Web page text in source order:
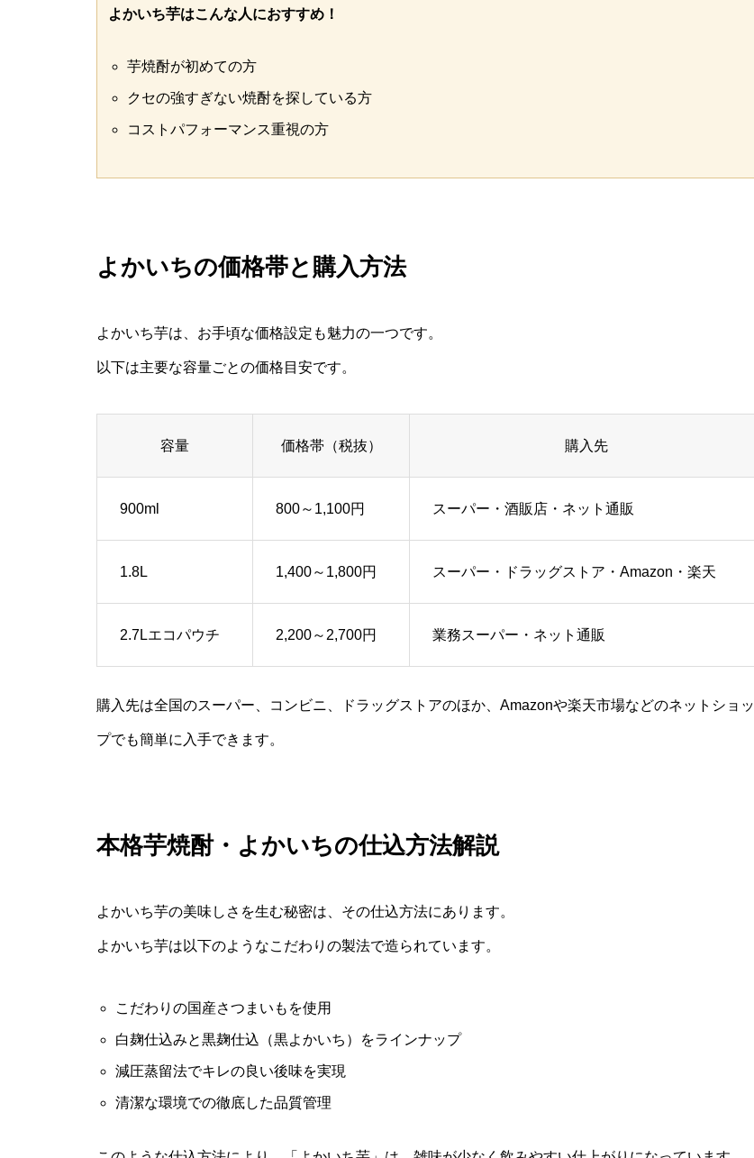
よかいち芋はこんな人におすすめ！
芋焼酎が初めての方
クセの強すぎない焼酎を探している方
コストパフォーマンス重視の方
よかいちの価格帯と購入方法
よかいち芋は、お手頃な価格設定も魅力の一つです。
以下は主要な容量ごとの価格目安です。
容量 価格帯（税抜） 購入先
900ml 800～1,100円 スーパー・酒販店・ネット通販
1.8L 1,400～1,800円 スーパー・ドラッグストア・Amazon・楽天
2.7Lエコパウチ 2,200～2,700円 業務スーパー・ネット通販
購入先は全国のスーパー、コンビニ、ドラッグストアのほか、Amazonや楽天市場などのネットショッ
プでも簡単に入手できます。
本格芋焼酎・よかいちの仕込方法解説
よかいち芋の美味しさを生む秘密は、その仕込方法にあります。
よかいち芋は以下のようなこだわりの製法で造られています。
こだわりの国産さつまいもを使用
白麹仕込みと黒麹仕込（黒よかいち）をラインナップ
減圧蒸留法でキレの良い後味を実現
清潔な環境での徹底した品質管理